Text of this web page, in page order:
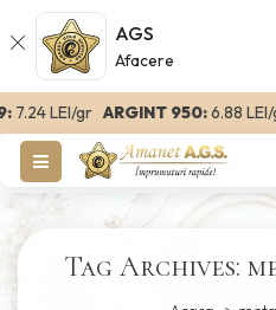
AGS
Afacere
LEI/grARGINT 950:6.88 LEI/gr
Tag Archives: